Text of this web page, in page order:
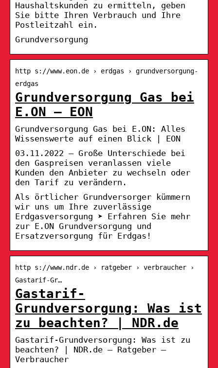
Haushaltskunden zu ermitteln, geben
Sie bitte Ihren Verbrauch und Ihre
Postleitzahl ein.
Grundversorgung
http s://www.eon.de › erdgas › grundversorgung-
erdgas
Grundversorgung Gas bei
E.ON – EON
Grundversorgung Gas bei E.ON: Alles
Wissenswerte auf einen Blick | EON
03.11.2022 — Große Unterschiede bei
den Gaspreisen veranlassen viele
Kunden den Anbieter zu wechseln oder
den Tarif zu verändern.
Als örtlicher Grundversorger kümmern
wir uns um Ihre zuverlässige
Erdgasversorgung ➤ Erfahren Sie mehr
zur E.ON Grundversorgung und
Ersatzversorgung für Erdgas!
http s://www.ndr.de › ratgeber › verbraucher ›
Gastarif-Gr…
Gastarif-
Grundversorgung: Was ist
zu beachten? | NDR.de
Gastarif-Grundversorgung: Was ist zu
beachten? | NDR.de – Ratgeber –
Verbraucher